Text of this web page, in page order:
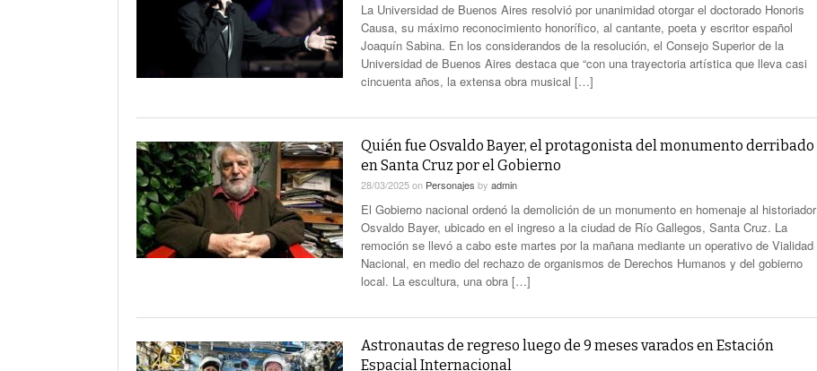
La Universidad de Buenos Aires resolvió por unanimidad otorgar el doctorado Honoris
Causa, su máximo reconocimiento honorífico, al cantante, poeta y escritor español
Joaquín Sabina. En los considerandos de la resolución, el Consejo Superior de la
Universidad de Buenos Aires destaca que “con una trayectoria artística que lleva casi
cincuenta años, la extensa obra musical […]
Quién fue Osvaldo Bayer, el protagonista del monumento derribado
en Santa Cruz por el Gobierno
28/03/2025on Personajes by admin
El Gobierno nacional ordenó la demolición de un monumento en homenaje al historiador
Osvaldo Bayer, ubicado en el ingreso a la ciudad de Río Gallegos, Santa Cruz. La
remoción se llevó a cabo este martes por la mañana mediante un operativo de Vialidad
Nacional, en medio del rechazo de organismos de Derechos Humanos y del gobierno
local. La escultura, una obra […]
Astronautas de regreso luego de 9 meses varados en Estación
Espacial Internacional